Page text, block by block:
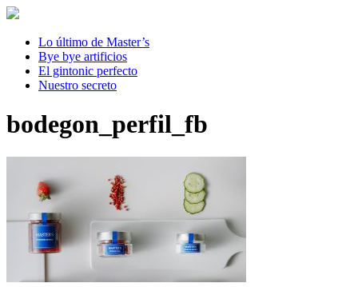
Lo último de Master’s
Bye bye artificios
El gintonic perfecto
Nuestro secreto
bodegon_perfil_fb